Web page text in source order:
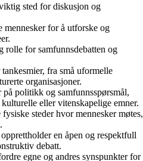
sted for diskusjon og
mennesker for å utforske og
rolle for samfunnsdebatten og
fra små uformelle
organisasjoner.
politikk og samfunnsspørsmål,
eller vitenskapelige emner.
steder hvor mennesker møtes,
en åpen og respektfull
debatt.
egne og andres synspunkter for